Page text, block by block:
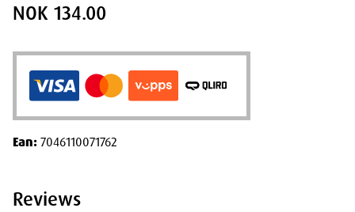
NOK 134.00
Ean:7046110071762
Reviews